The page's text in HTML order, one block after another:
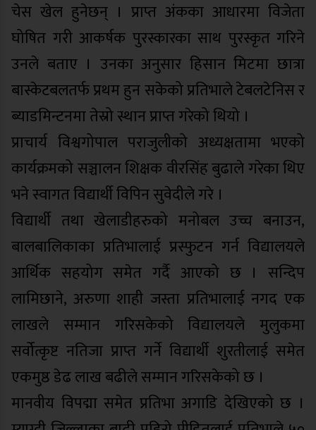
चेस खेल हुनेछन् । प्राप्त अंकका आधारमा विजेता
घोषित गरी आकर्षक पुरस्कारका साथ पुरस्कृत गरिने
उनले बताए । उनका अनुसार हिसान मिटमा छात्रा
बास्केटबलतर्फ प्रथम हुन सकेको प्रतिभाले टेबलटेनिस र
ब्याडमिन्टनमा तेस्रो स्थान प्राप्त गरेको थियो ।
प्राचार्य विश्वगोपाल पराजुलीको अध्यक्षतामा भएको
कार्यक्रमको सञ्चालन शिक्षक वीरसिंह बुढाले गरेका थिए
भने स्वागत विद्यार्थी विपिन सुवेदीले गरे ।
विद्यार्थी तथा खेलाडीहरुको मनोबल उच्च बनाउन,
बालबालिकाका प्रतिभालाई प्रस्फुटन गर्न विद्यालयले
आर्थिक सहयोग समेत गर्दै आएको छ । सन्दिप
लामिछाने, अरुणा शाही जस्ता प्रतिभालाई नगद एक
लाखले सम्मान गरिसकेको विद्यालयले मुलुकमा
सर्वोत्कृष्ट नतिजा प्राप्त गर्ने विद्यार्थी शुरतीलाई समेत
एकमुष्ठ डेढ लाख बढीले सम्मान गरिसकेको छ ।
मानवीय विपद्मा समेत प्रतिभा अगाडि देखिएको छ ।